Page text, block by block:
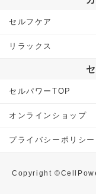
セルフケア
リラックス
セルパワーTOP
オンラインショップ
プライバシーポリシー
Copyright